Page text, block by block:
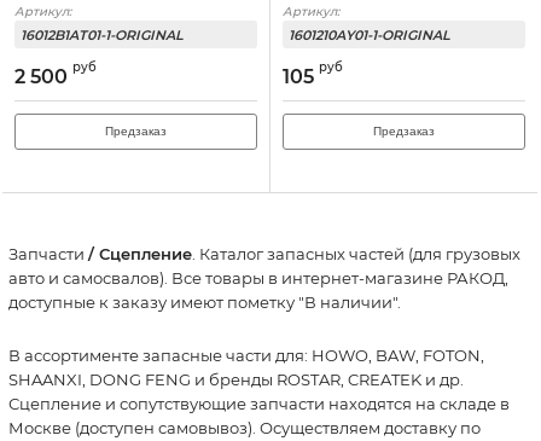
Артикул:
16012B1AT01-1-ORIGINAL
2 500 руб
Предзаказ
Артикул:
1601210AY01-1-ORIGINAL
105 руб
Предзаказ
Запчасти / Сцепление . Каталог запасных частей (для грузовых
авто и самосвалов). Все товары в интернет-магазине РАКОД,
доступные к заказу имеют пометку "В наличии".
В ассортименте запасные части для: HOWO, BAW, FOTON,
SHAANXI, DONG FENG и бренды ROSTAR, CREATEK и др.
Сцепление и сопутствующие запчасти находятся на складе в
Москве (доступен самовывоз). Осуществляем доставку по